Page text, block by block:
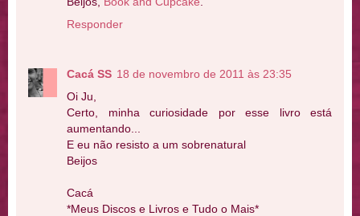
Responder
Cacá SS 18 de novembro de 2011 às 23:35
Oi Ju,
Certo, minha curiosidade por esse livro está
aumentando...
E eu não resisto a um sobrenatural
Beijos
Cacá
*Meus Discos e Livros e Tudo o Mais*